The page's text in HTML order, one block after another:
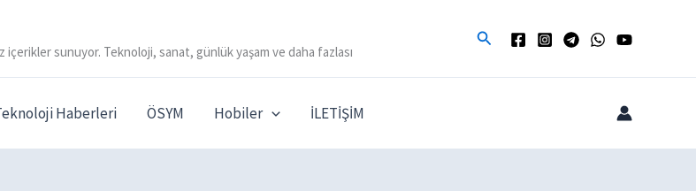
sunuyor. Teknoloji, sanat, günlük yaşam ve daha fazlası
Arama
Haberleri ÖSYM Hobiler İLETİŞİM